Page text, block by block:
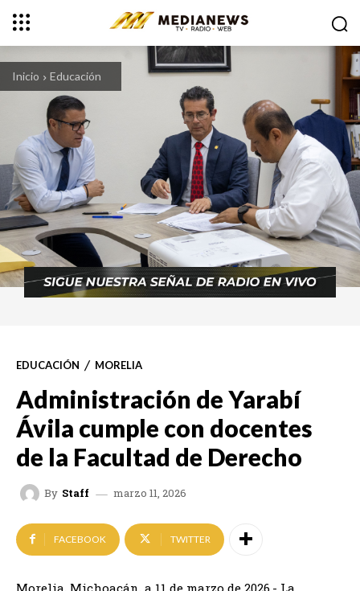
Inicio Educación
EDUCACIÓN MORELIA
Administración de Yarabí
Ávila cumple con docentes
de la Facultad de Derecho
By Staff marzo 11, 2026
FACEBOOK TWITTER
Morelia, Michoacán, a 11 de marzo de 2026.- La